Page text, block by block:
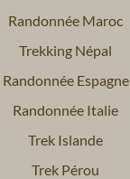
Randonnée Maroc
Trekking Népal
Randonnée Espagne
Randonnée Italie
Trek Islande
Trek Pérou